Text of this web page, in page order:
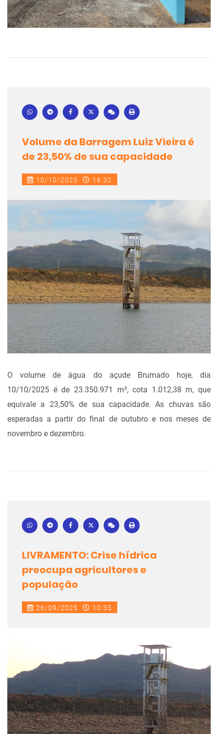
Volume da Barragem Luiz Vieira é
de 23,50% de sua capacidade
10/10/2025 16:32
O volume de água do açude Brumado hoje, dia
10/10/2025 é de 23.350.971 m³, cota 1.012,38 m, que
equivale a 23,50% de sua capacidade. As chuvas são
esperadas a partir do final de outubro e nos meses de
novembro e dezembro.
LIVRAMENTO: Crise hídrica
preocupa agricultores e
população
26/09/2025 10:35